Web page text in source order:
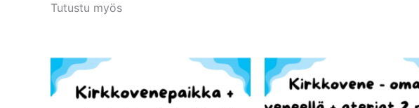
Tutustu myös